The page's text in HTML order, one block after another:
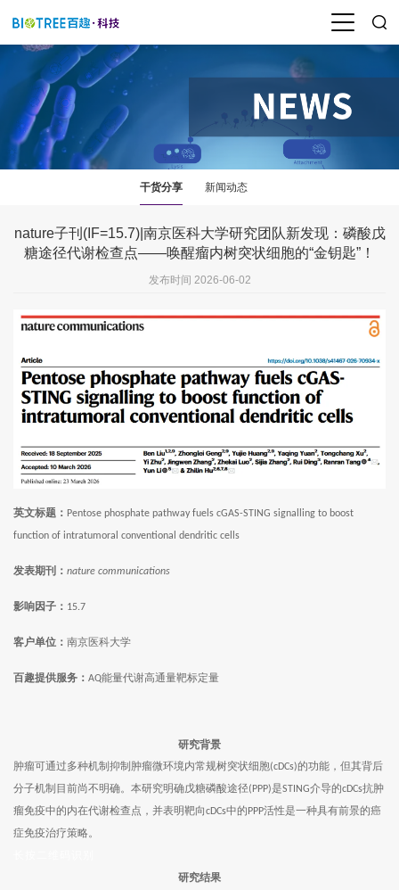
干货分享 新闻动态
nature子刊(IF=15.7)|南京医科大学研究团队新发现：磷酸戊
糖途径代谢检查点——唤醒瘤内树突状细胞的“金钥匙”！
发布时间 2026-06-02
英文标题： Pentose phosphate pathway fuels cGAS-STING signalling to boost
function of intratumoral conventional dendritic cells
发表期刊： nature communications
影响因子： 15.7
客户单位： 南京医科大学
百趣提供服务： AQ能量代谢高通量靶标定量
研究背景
肿瘤可通过多种机制抑制肿瘤微环境内常规树突状细胞(cDCs)的功能，但其背后
分子机制目前尚不明确。本研究明确戊糖磷酸途径(PPP)是STING介导的cDCs抗肿
瘤免疫中的内在代谢检查点，并表明靶向cDCs中的PPP活性是一种具有前景的癌
症免疫治疗策略。
研究结果